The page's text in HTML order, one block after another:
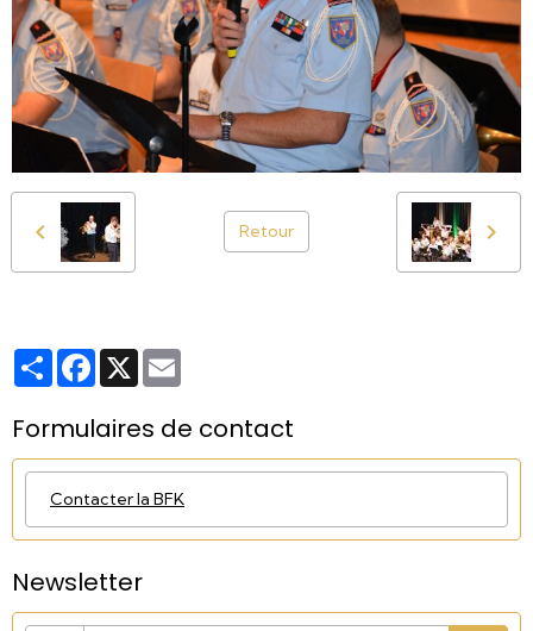
Retour
PartagerFacebook
X
Formulaires de contact
Contacter la BFK
Newsletter